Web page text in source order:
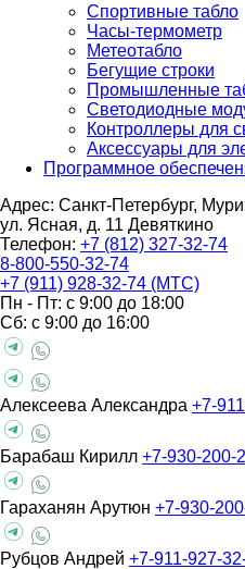
Спортивные табло
Часы-термометр
Метеотабло
Бегущие строки
Промышленные
Светодиодные
Контроллеры для
Аксессуары для
Программное
Адрес: Санкт-Петербург,
ул. Ясная, д. 11 Девяткино
Телефон: +7 (812) 327-32-74
8-800-550-32-74
+7 (911) 928-32-74 (МТС)
Пн - Пт: с 9:00 до 18:00
Сб: с 9:00 до 16:00
Алексеева Александра +7-
Барабаш Кирилл +7-930-200-
Гараханян Арутюн +7-930-
Рубцов Андрей +7-911-927-